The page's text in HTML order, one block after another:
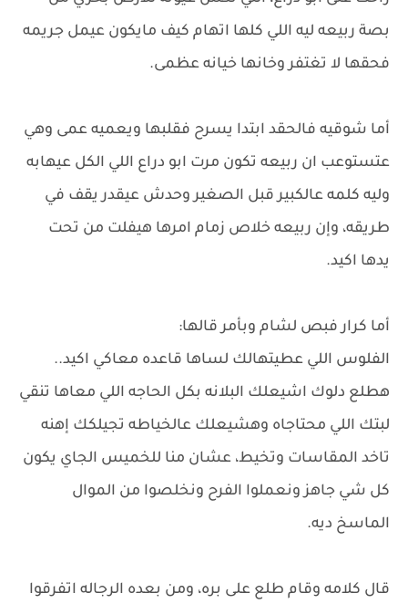
بصة ربيعه ليه اللي كلها اتهام كيف مايكون عيمل جريمه
فحقها لا تغتفر وخانها خيانه عظمى.
أما شوقيه فالحقد ابتدا يسرح فقلبها ويعميه عمى وهي
عتستوعب ان ربيعه تكون مرت ابو دراع اللي الكل عيهابه
وليه كلمه عالكبير قبل الصغير وحدش عيقدر يقف في
طريقه، وإن ربيعه خلاص زمام امرها هيفلت من تحت
يدها اكيد.
أما كرار فبص لشام وبأمر قالها:
الفلوس اللي عطيتهالك لساها قاعده معاكي اكيد..
هطلع دلوك اشيعلك البلانه بكل الحاجه اللي معاها تنقي
لبتك اللي محتاجاه وهشيعلك عالخياطه تجيلكك إهنه
تاخد المقاسات وتخيط، عشان منا للخميس الجاي يكون
كل شي جاهز ونعملوا الفرح ونخلصوا من الموال
الماسخ ديه.
قال كلامه وقام طلع على بره، ومن بعده الرجاله اتفرقوا